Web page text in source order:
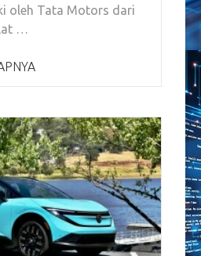
oleh Tata Motors dari
…